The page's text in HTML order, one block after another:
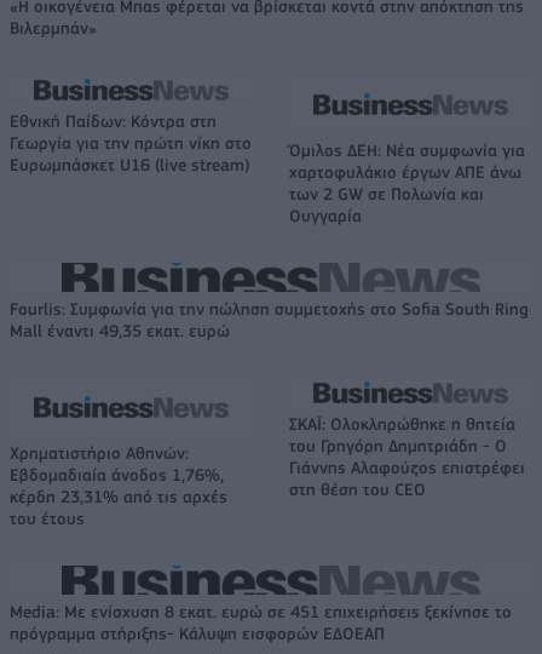
«Η οικογένεια Μπας φέρεται να βρίσκεται κοντά στην απόκτηση της
Βιλερμπάν»
Εθνική Παίδων: Κόντρα στη
Γεωργία για την πρώτη νίκη στο
Ευρωμπάσκετ U16 (live stream)
Όμιλος ΔΕΗ: Νέα συμφωνία για
χαρτοφυλάκιο έργων ΑΠΕ άνω
των 2 GW σε Πολωνία και
Ουγγαρία
Fourlis: Συμφωνία για την πώληση συμμετοχής στο Sofia South Ring
Mall έναντι 49,35 εκατ. ευρώ
Χρηματιστήριο Αθηνών:
Εβδομαδιαία άνοδος 1,76%,
κέρδη 23,31% από τις αρχές
του έτους
ΣΚΑΪ: Ολοκληρώθηκε η θητεία
του Γρηγόρη Δημητριάδη - Ο
Γιάννης Αλαφούζος επιστρέφει
στη θέση του CEO
Media: Με ενίσχυση 8 εκατ. ευρώ σε 451 επιχειρήσεις ξεκίνησε το
πρόγραμμα στήριξης- Κάλυψη εισφορών ΕΔΟΕΑΠ